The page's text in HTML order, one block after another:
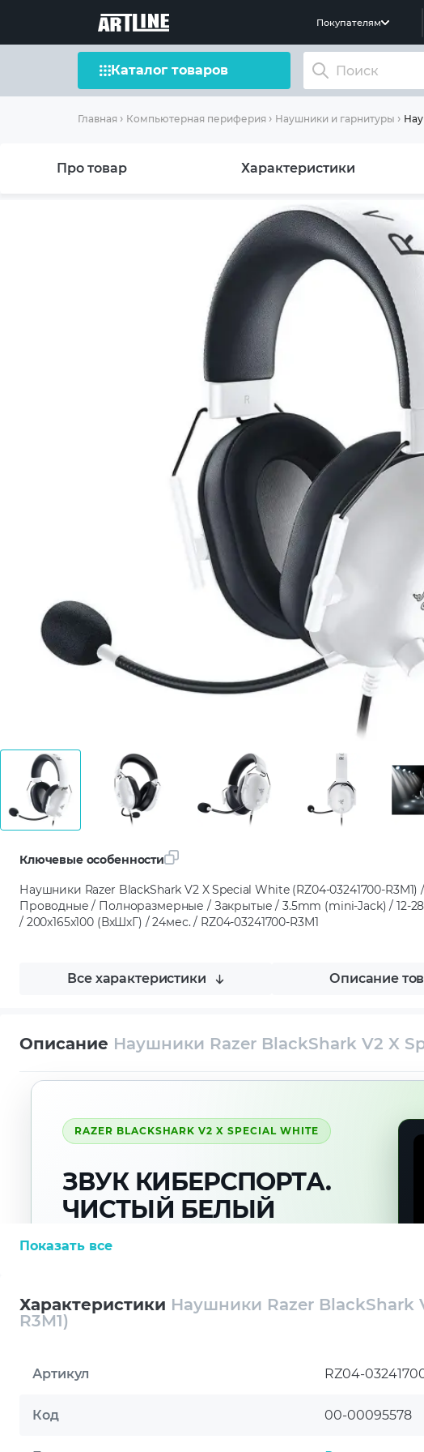
Покупателям
Каталог товаров
Главная Компьютерная периферия Наушники и гарнитуры
Про товар Характеристики
Ключевые особенности
Наушники Razer BlackShark V2 X Special White (RZ04-03241700-R3M1)
Проводные / Полноразмерные / Закрытые / 3.5mm (mini-Jack) / 12-
/ 200x165x100 (ВхШхГ) / 24мес. / RZ04-03241700-R3M1
Все характеристики Описание
Описание Наушники Razer BlackShark V2 X
RAZER BLACKSHARK V2 X SPECIAL WHITE
ЗВУК КИБЕРСПОРТА.
ЧИСТЫЙ БЕЛЫЙ
СТИЛЬ.
точного позиционирования, чистой
связи и долгих игровых сессий
Razer BlackShark V2 X Special White создана
звук, понятный микрофон и комфортная
Показать все
Характеристики Наушники Razer BlackShark
R3M1)
Артикул RZ04-
Код 00-00095578